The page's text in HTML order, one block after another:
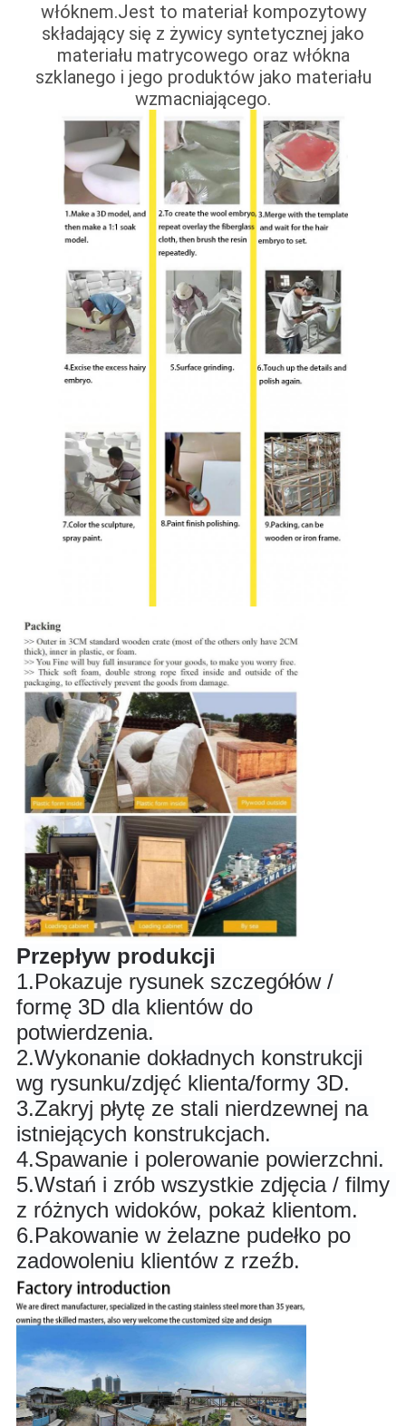
włóknem.Jest to materiał kompozytowy
składający się z żywicy syntetycznej jako
materiału matrycowego oraz włókna
szklanego i jego produktów jako materiału
wzmacniającego.
Przepływ produkcji
1.Pokazuje rysunek szczegółów /
formę 3D dla klientów do
potwierdzenia.
2.Wykonanie dokładnych konstrukcji
wg rysunku/zdjęć klienta/formy 3D.
3.Zakryj płytę ze stali nierdzewnej na
istniejących konstrukcjach.
4.Spawanie i polerowanie powierzchni.
5.Wstań i zrób wszystkie zdjęcia / filmy
z różnych widoków, pokaż klientom.
6.Pakowanie w żelazne pudełko po
zadowoleniu klientów z rzeźb.